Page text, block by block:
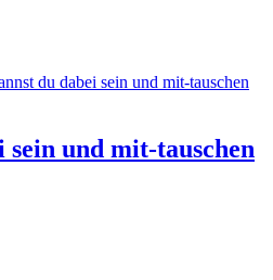
du dabei sein und mit-tauschen
sein und mit-tauschen